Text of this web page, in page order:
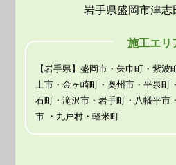
岩手県盛岡市津志
施工エリ
【岩手県】盛岡市・矢巾町・紫
上市・金ヶ崎町・奥州市・平泉
石町・滝沢市・岩手町・八幡平市
市 ・九戸村・軽米町